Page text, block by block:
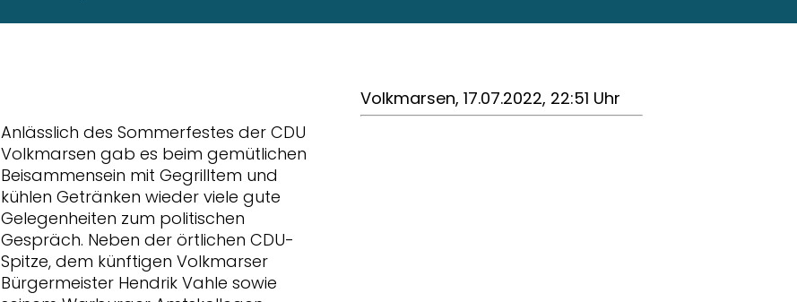
Anlässlich des Sommerfestes der CDU
Volkmarsen gab es beim gemütlichen
Beisammensein mit Gegrilltem und
kühlen Getränken wieder viele gute
Gelegenheiten zum politischen
Gespräch. Neben der örtlichen CDU-
Spitze, dem künftigen Volkmarser
Bürgermeister Hendrik Vahle sowie
Volkmarsen, 17.07.2022, 22:51 Uhr